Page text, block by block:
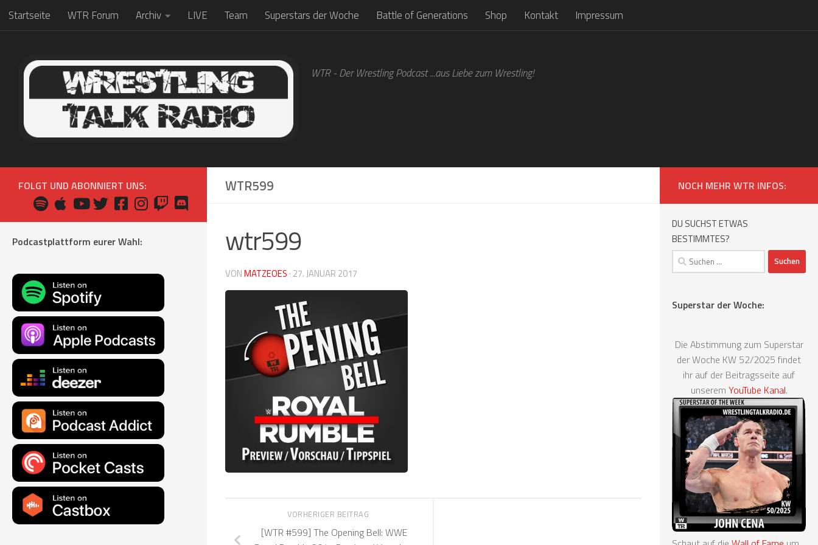
Zum Inhalt springen
Startseite WTR Forum Archiv LIVE Team Superstars der Woche Battle of Generations Shop Kontakt Impressum
WTR - Der Wrestling Podcast ...aus Liebe zum Wrestling!
WTR599
wtr599
VONMATZEOES · 27. JANUAR 2017
VORHERIGER BEITRAG
[WTR #599] The Opening Bell: WWE
FOLGT UND ABONNIERT UNS:
Podcastplattform eurer Wahl:
NOCH MEHR WTR INFOS:
DU SUCHST ETWAS
BESTIMMTES?
Suchen
nach:
Superstar der Woche:
Die Abstimmung zum Superstar
der Woche KW 52/2025 findet
ihr auf der Beitragsseite auf
unserem YouTube Kanal.